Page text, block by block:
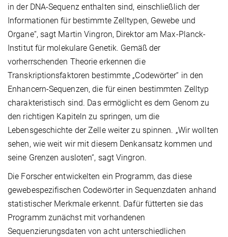
in der DNA-Sequenz enthalten sind, einschließlich der
Informationen für bestimmte Zelltypen, Gewebe und
Organe“, sagt Martin Vingron, Direktor am Max-Planck-
Institut für molekulare Genetik. Gemäß der
vorherrschenden Theorie erkennen die
Transkriptionsfaktoren bestimmte „Codewörter“ in den
Enhancern-Sequenzen, die für einen bestimmten Zelltyp
charakteristisch sind. Das ermöglicht es dem Genom zu
den richtigen Kapiteln zu springen, um die
Lebensgeschichte der Zelle weiter zu spinnen. „Wir wollten
sehen, wie weit wir mit diesem Denkansatz kommen und
seine Grenzen ausloten“, sagt Vingron.
Die Forscher entwickelten ein Programm, das diese
gewebespezifischen Codewörter in Sequenzdaten anhand
statistischer Merkmale erkennt. Dafür fütterten sie das
Programm zunächst mit vorhandenen
Sequenzierungsdaten von acht unterschiedlichen